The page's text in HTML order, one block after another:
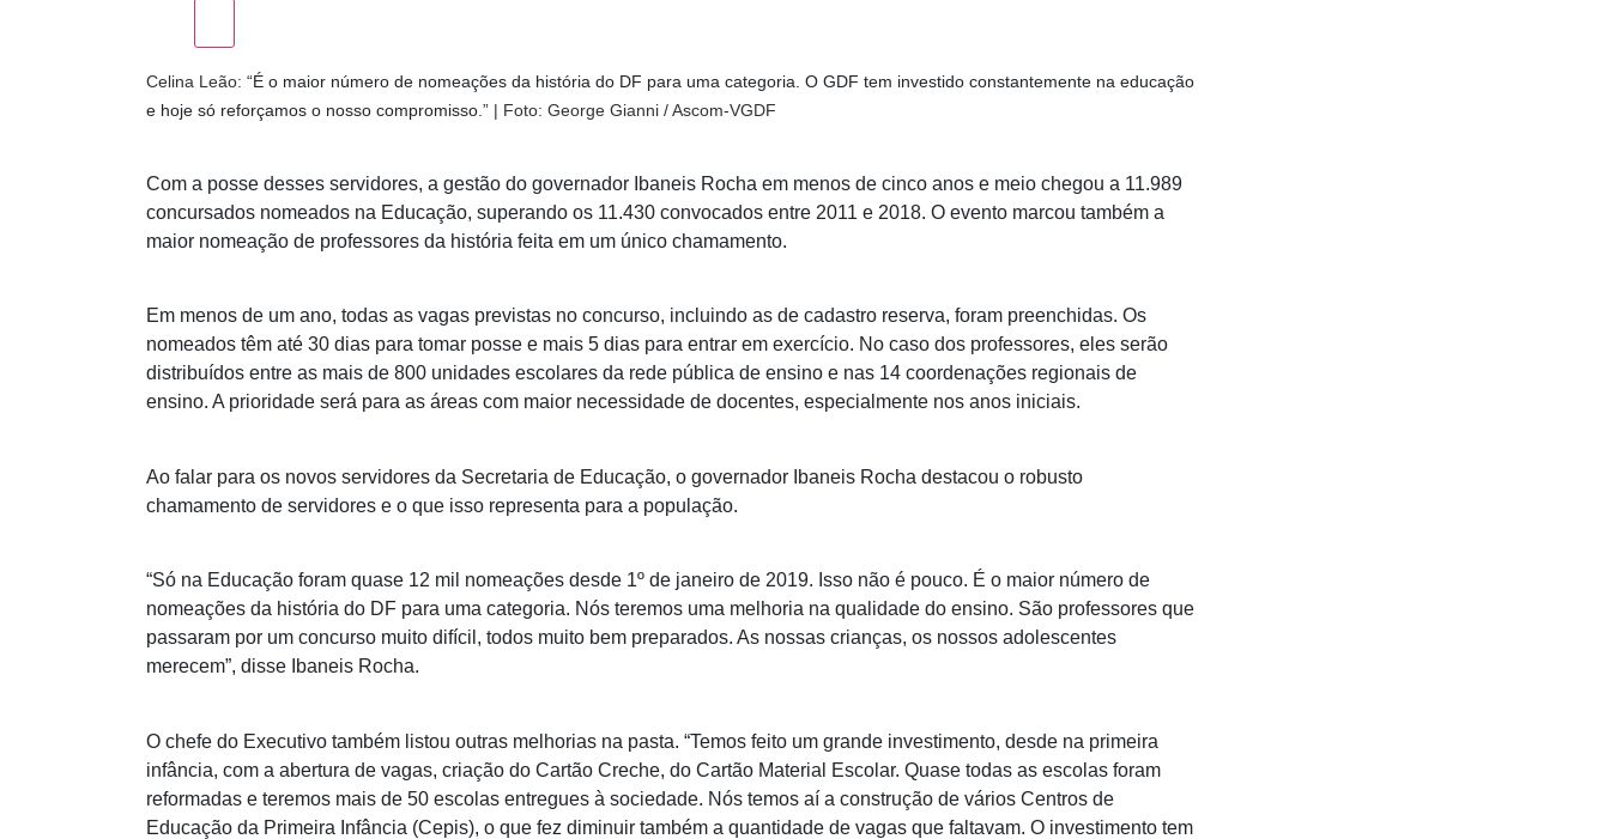
Celina Leão: “É o maior número de nomeações da história do DF para uma categoria. O GDF tem investido constantemente na educação
e hoje só reforçamos o nosso compromisso. ” | Foto: George Gianni / Ascom-VGDF
Com a posse desses servidores, a gestão do governador Ibaneis Rocha em menos de cinco anos e meio chegou a 11.989
concursados nomeados na Educação, superando os 11.430 convocados entre 2011 e 2018. O evento marcou também a
maior nomeação de professores da história feita em um único chamamento.
Em menos de um ano, todas as vagas previstas no concurso, incluindo as de cadastro reserva, foram preenchidas. Os
nomeados têm até 30 dias para tomar posse e mais 5 dias para entrar em exercício. No caso dos professores, eles serão
distribuídos entre as mais de 800 unidades escolares da rede pública de ensino e nas 14 coordenações regionais de
ensino. A prioridade será para as áreas com maior necessidade de docentes, especialmente nos anos iniciais.
Ao falar para os novos servidores da Secretaria de Educação, o governador Ibaneis Rocha destacou o robusto
chamamento de servidores e o que isso representa para a população.
“Só na Educação foram quase 12 mil nomeações desde 1º de janeiro de 2019. Isso não é pouco. É o maior número de
nomeações da história do DF para uma categoria. Nós teremos uma melhoria na qualidade do ensino. São professores que
passaram por um concurso muito difícil, todos muito bem preparados. As nossas crianças, os nossos adolescentes
merecem”, disse Ibaneis Rocha.
O chefe do Executivo também listou outras melhorias na pasta. “Temos feito um grande investimento, desde na primeira
infância, com a abertura de vagas, criação do Cartão Creche, do Cartão Material Escolar. Quase todas as escolas foram
reformadas e teremos mais de 50 escolas entregues à sociedade. Nós temos aí a construção de vários Centros de
Educação da Primeira Infância (Cepis), o que fez diminuir também a quantidade de vagas que faltavam. O investimento tem